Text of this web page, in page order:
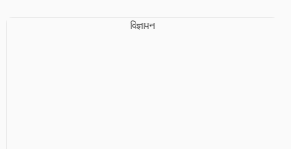
विज्ञापन